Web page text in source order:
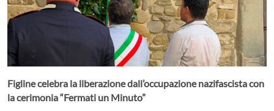
Figline celebra la liberazione dall’occupazione nazifascista con
la cerimonia “Fermati un Minuto”